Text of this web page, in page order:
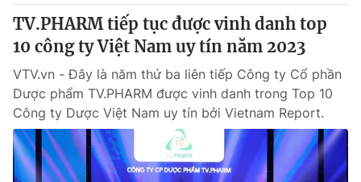
TV.PHARM tiếp tục được vinh danh top
10 công ty Việt Nam uy tín năm 2023
VTV.vn - Đây là năm thứ ba liên tiếp Công ty Cổ phần
Dược phẩm TV.PHARM được vinh danh trong Top 10
Công ty Dược Việt Nam uy tín bởi Vietnam Report.